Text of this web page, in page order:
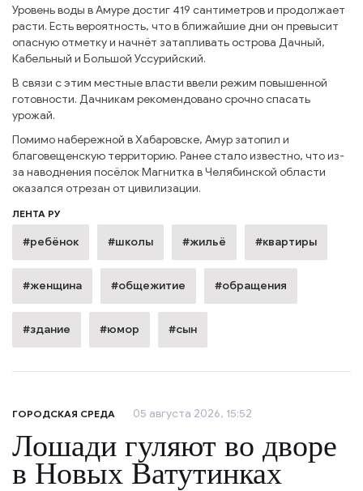
Уровень воды в Амуре достиг 419 сантиметров и продолжает
расти. Есть вероятность, что в ближайшие дни он превысит
опасную отметку и начнёт затапливать острова Дачный,
Кабельный и Большой Уссурийский.
В связи с этим местные власти ввели режим повышенной
готовности. Дачникам рекомендовано срочно спасать
урожай.
Помимо набережной в Хабаровске, Амур затопил и
благовещенскую территорию. Ранее стало известно, что из-
за наводнения посёлок Магнитка в Челябинской области
оказался отрезан от цивилизации.
ЛЕНТА РУ
#ребёнок #школы #жильё #квартиры
#женщина #общежитие #обращения
#здание #юмор #сын
ГОРОДСКАЯ СРЕДА 05 августа 2026, 15:52
Лошади гуляют во дворе
в Новых Ватутинках